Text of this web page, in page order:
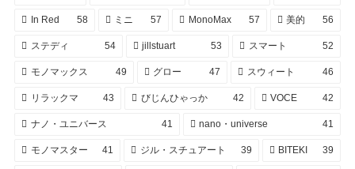
In Red 58 ミニ 57 MonoMax 57 美的 56
ステディ 54 jillstuart 53 スマート 52
モノマックス 49 グロー 47 スウィート 46
リラックマ 43 びじんひゃっか 42 VOCE 42
ナノ・ユニバース 41 nano・universe 41
モノマスター 41 ジル・スチュアート 39 BITEKI 39